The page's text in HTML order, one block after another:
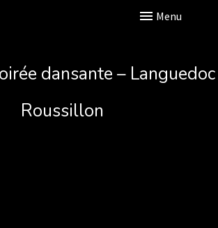
Primary Menu
dansante – Languedoc
Roussillon